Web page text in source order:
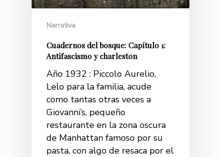
Narrativa
Cuadernos del bosque: Capítulo 1:
Antifascismo y charleston
Año 1932 : Piccolo Aurelio,
Lelo para la familia, acude
como tantas otras veces a
Giovanni’s, pequeño
restaurante en la zona oscura
de Manhattan famoso por su
pasta, con algo de resaca por el